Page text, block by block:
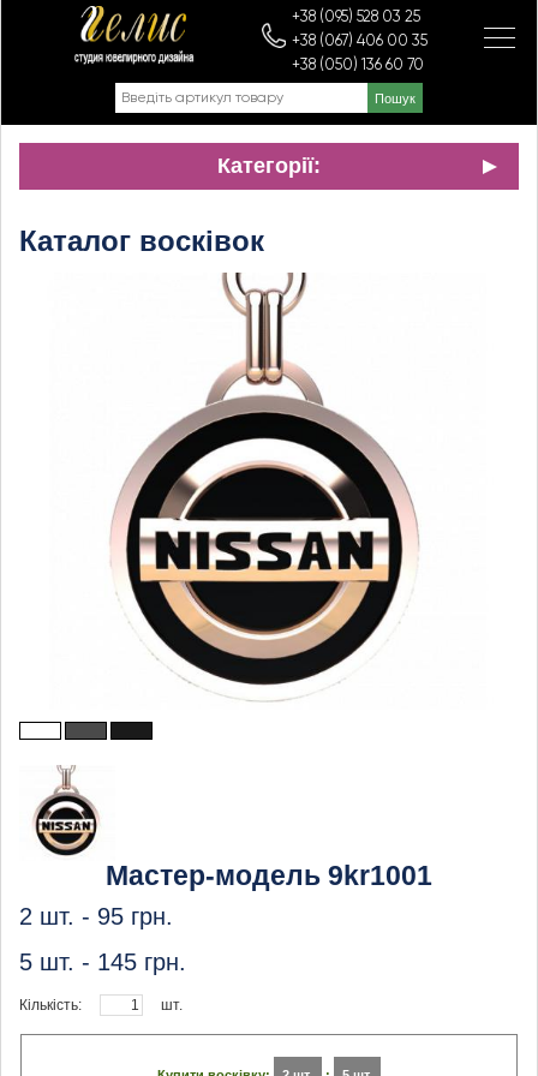
+38 (095) 528 03 25
+38 (067) 406 00 35
+38 (050) 136 60 70
Категорії:
Каталог восківок
Мастер-модель 9kr1001
2 шт. - 95 грн.
5 шт. - 145 грн.
Кількість: шт.